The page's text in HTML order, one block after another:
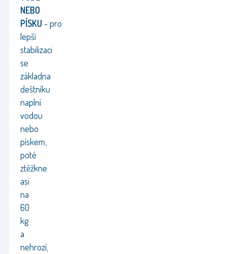
NEBO
PÍSKU -pro
lepší
stabilizaci
se
základna
deštníku
naplní
vodou
nebo
pískem,
poté
ztěžkne
asi
na
60
kg
a
nehrozí,